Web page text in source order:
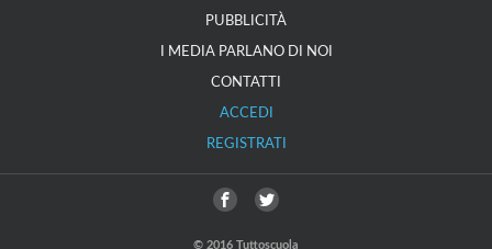
PUBBLICITÀ
I MEDIA PARLANO DI NOI
CONTATTI
ACCEDI
REGISTRATI
© 2016 Tuttoscuola